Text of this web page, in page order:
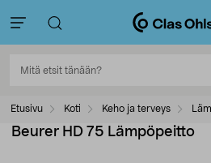
Etusivu Koti Keho ja terveys
Beurer HD 75 Lämpöpeitto